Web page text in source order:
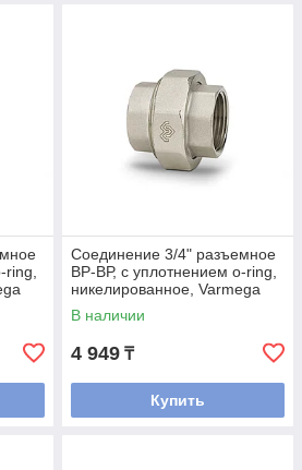
Соединение 3/4" разъемное
ВР-ВР, с уплотнением o-ring,
никелированное, Varmega
В наличии
4 949 ₸
Купить